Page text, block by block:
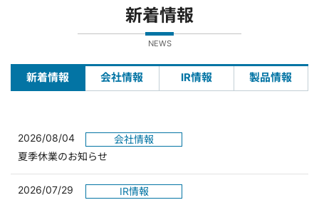
新着情報
NEWS
新着情報 会社情報 IR情報 製品情報
2026/08/04
会社情報
夏季休業のお知らせ
2026/07/29
IR情報